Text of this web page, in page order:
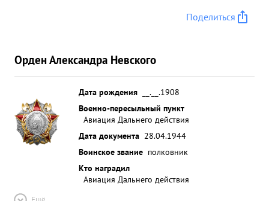
Поделиться
Орден Александра Невского
Дата рождения
__.__.1908
Военно-пересыльный пункт
Авиация Дальнего действия
Дата документа 28.04.1944
Воинское звание полковник
Кто наградил
Авиация Дальнего действия